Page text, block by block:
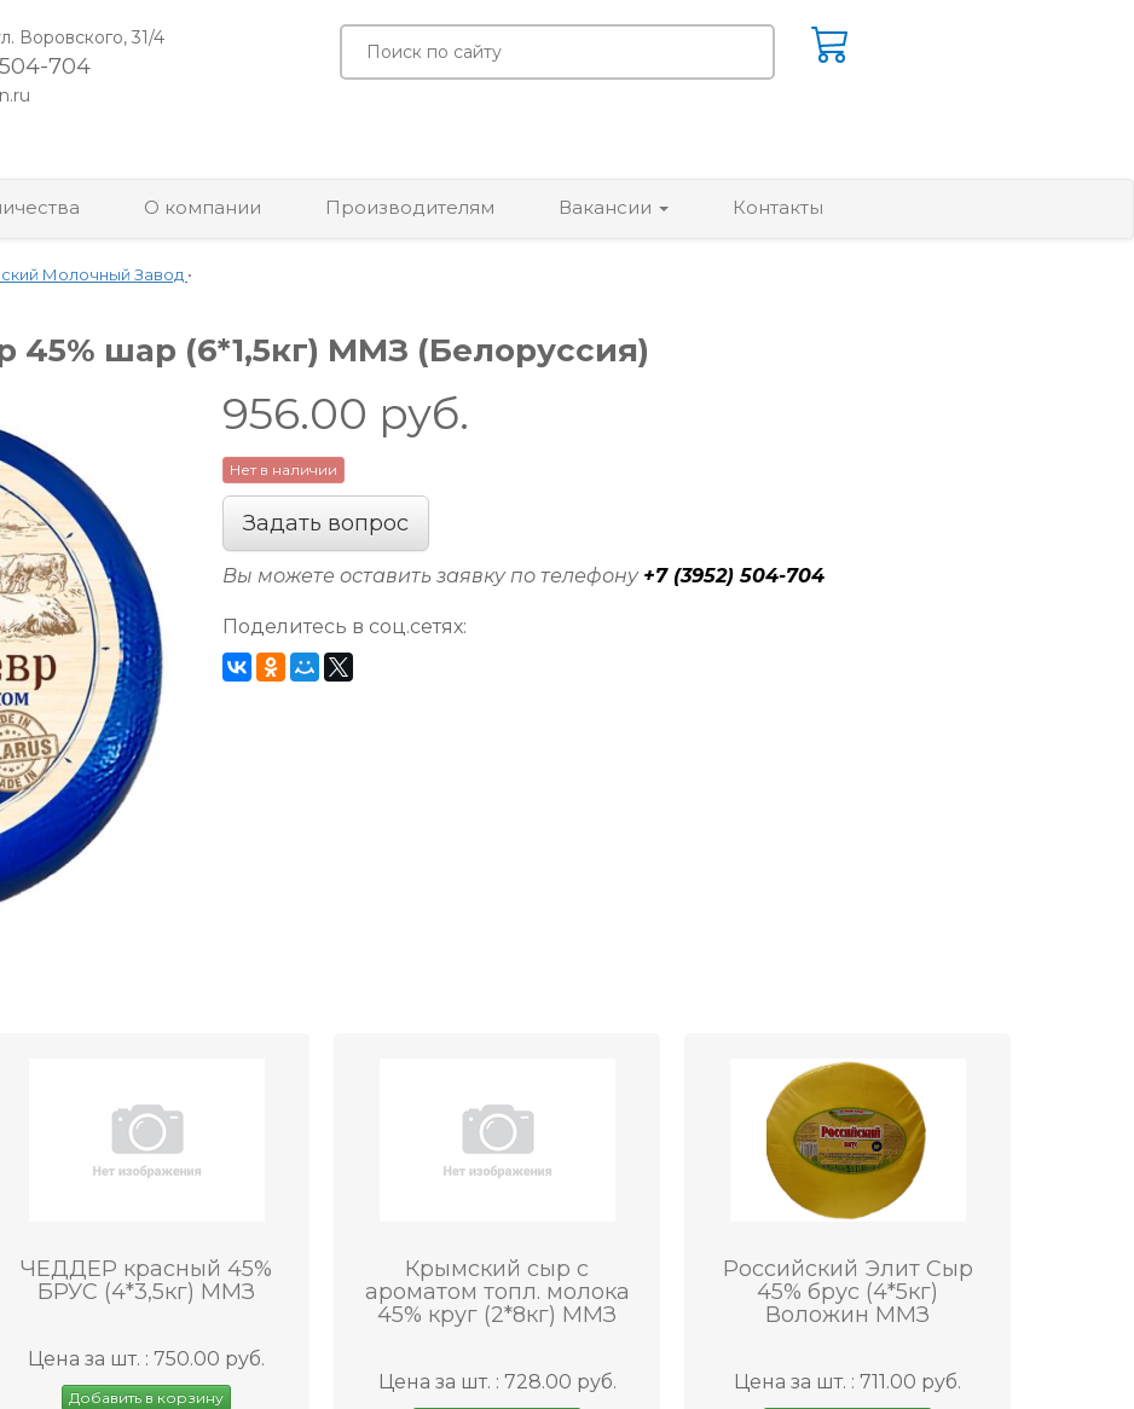
Воровского, 31/4
704
О компании Производителям Вакансии Контакты
Молочный Завод •
шар (6*1,5кг) ММЗ (Белоруссия)
956.00 руб.
Нет в наличии
Задать вопрос
Вы можете оставить заявку по телефону +7 (3952) 504-704
Поделитесь в соц.сетях:
ЧЕДДЕР красный 45%
БРУС (4*3,5кг) ММЗ
Цена за шт. : 750.00 руб.
Добавить в корзину
Крымский сыр с
ароматом топл. молока
45% круг (2*8кг) ММЗ
Цена за шт. : 728.00 руб.
Российский Элит Сыр
45% брус (4*5кг)
Воложин ММЗ
Цена за шт. : 711.00 руб.